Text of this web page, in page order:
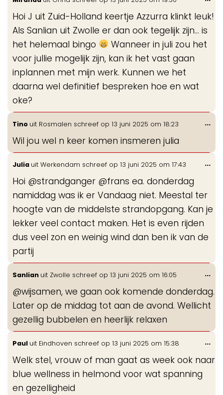
Hoi J uit Zuid-Holland keertje Azzurra klinkt leuk!
Als Sanlian uit Zwolle er dan ook tegelijk zijn... is
het helemaal bingo
Wanneer in juli zou het
voor jullie mogelijk zijn, kan ik het vast gaan
inplannen met mijn werk. Kunnen we het
daarna wel definitief bespreken hoe en wat
oke?
Tino uit Rosmalen schreef op 13 juni 2025 om 18:23
Wil jou wel n keer komen insmeren julia
...
Julia uit Werkendam schreef op 13 juni 2025 om 17:43
Hoi @strandganger @frans ea. donderdag
namiddag was ik er Vandaag niet. Meestal ter
hoogte van de middelste strandopgang. Kan je
lekker veel contact maken. Het is even rijden
dus veel zon en weinig wind dan ben ik van de
partij
...
Sanlian uit Zwolle schreef op 13 juni 2025 om 16:05
@wijsamen, we gaan ook komende donderdag.
Later op de middag tot aan de avond. Wellicht
gezellig bubbelen en heerlijk relaxen
...
Paul uit Eindhoven schreef op 13 juni 2025 om 15:38
Welk stel, vrouw of man gaat as week ook naar
blue wellness in helmond voor wat spanning
en gezelligheid
...